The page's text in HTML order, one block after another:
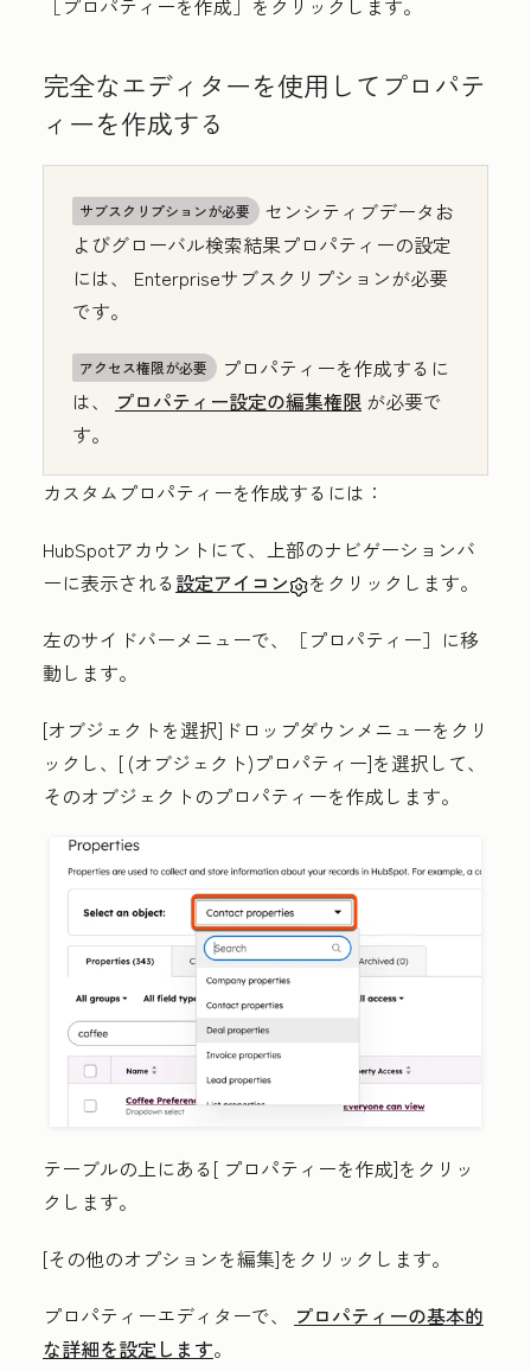
［プロパティーを作成］をクリックします。
完全なエディターを使用してプロパテ
ィーを作成する
サブスクリプションが必要
センシティブデータお
よびグローバル検索結果プロパティーの設定
には、 Enterpriseサブスクリプションが必要
です。
アクセス権限が必要
プロパティーを作成するに
は、
プロパティー設定の編集権限 が必要で
す。
カスタムプロパティーを作成するには：
HubSpotアカウントにて、上部のナビゲーションバ
ーに表示される設定アイコン
をクリックします。
左のサイドバーメニューで、
［プロパティー］ に移
動します。
[オブジェクトを選択]ドロップダウンメニューをクリ
ックし、[ (オブジェクト)プロパティー]を選択して、
そのオブジェクトのプロパティーを作成します。
テーブルの上にある[ プロパティーを作成]をクリッ
クします。
[その他のオプションを編集]をクリックします。
プロパティーエディターで、
プロパティーの基本的
な詳細を設定します。